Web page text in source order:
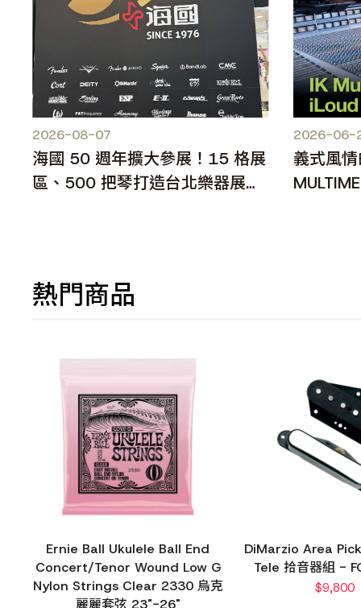
2026-08-07
海國 50 週年擴大參展！15 格展
區、500 把琴打造台北樂器展人
2026-06-
義式風
熱門商品
Ernie Ball Ukulele Ball End
Concert/Tenor Wound Low G
Nylon Strings Clear 2330 烏克
DiMarzio Area
Tele 拾音器組 -
$9,800